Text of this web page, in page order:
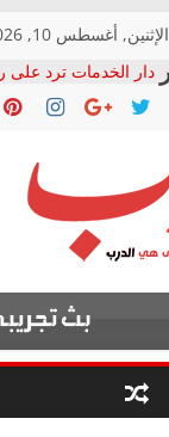
الإثنين, أغسطس 10, 2026
دار الخدمات ترد على
بعد مؤتمره الصحفي:
معاناة أصحاب
فرحات سليمان يكتب:
أين؟
حزب التحالف الشعبي
في الصحة”
ودعم المرضى
الوزاري لمدينة
إنشاء المبنى الإداري
المجلس القومي
متابعة قضية الدكتور
قرينة البراءة وضمانات